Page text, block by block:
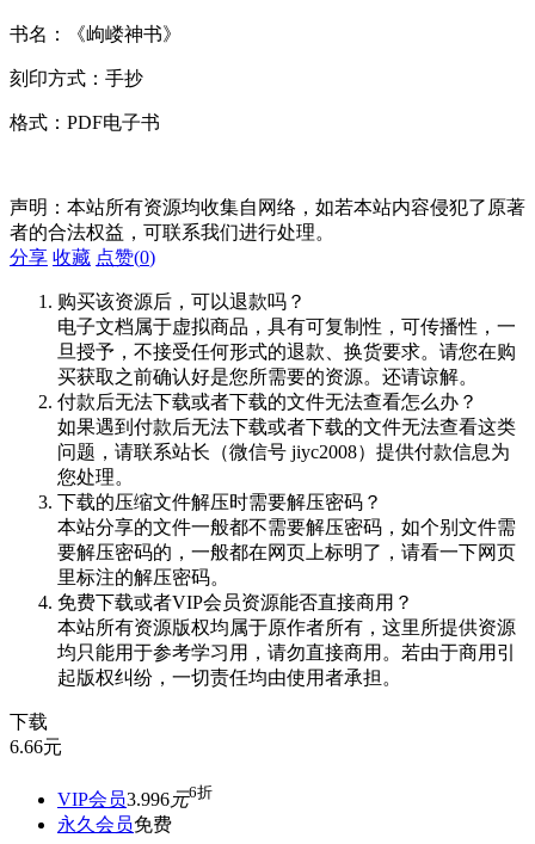
书名：《岣嵝神书》
刻印方式：手抄
格式：PDF电子书
声明：本站所有资源均收集自网络，如若本站内容侵犯了原著
者的合法权益，可联系我们进行处理。
分享 收藏 点赞(0)
购买该资源后，可以退款吗？
电子文档属于虚拟商品，具有可复制性，可传播性，一
旦授予，不接受任何形式的退款、换货要求。请您在购
买获取之前确认好是您所需要的资源。还请谅解。
付款后无法下载或者下载的文件无法查看怎么办？
如果遇到付款后无法下载或者下载的文件无法查看这类
问题，请联系站长（微信号 jiyc2008）提供付款信息为
您处理。
下载的压缩文件解压时需要解压密码？
本站分享的文件一般都不需要解压密码，如个别文件需
要解压密码的，一般都在网页上标明了，请看一下网页
里标注的解压密码。
免费下载或者VIP会员资源能否直接商用？
本站所有资源版权均属于原作者所有，这里所提供资源
均只能用于参考学习用，请勿直接商用。若由于商用引
起版权纠纷，一切责任均由使用者承担。
下载
6.66元
VIP会员3.996元6折
永久会员免费